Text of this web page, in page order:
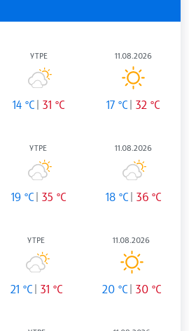
УТРЕ
14 °C 31 °C
11.08.2026
17 °C 32 °C
УТРЕ
19 °C 35 °C
11.08.2026
18 °C 36 °C
УТРЕ
21 °C 31 °C
11.08.2026
20 °C 30 °C